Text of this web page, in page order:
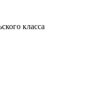
класса